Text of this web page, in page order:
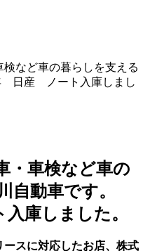
など車の暮らしを支える
日産 ノート入庫しまし
・車検など車の
自動車です。
庫しました。
スに対応したお店、株式